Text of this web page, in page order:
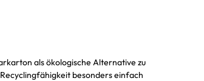
als ökologische Alternative zu
besonders einfach